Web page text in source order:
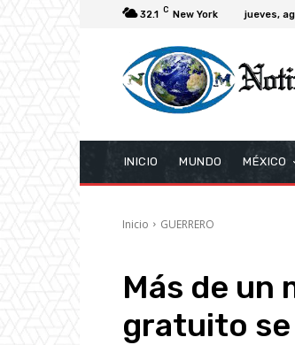
32.1 C New York jueves,
INICIO MUNDO MÉXICO
Inicio GUERRERO
Más de un
gratuito